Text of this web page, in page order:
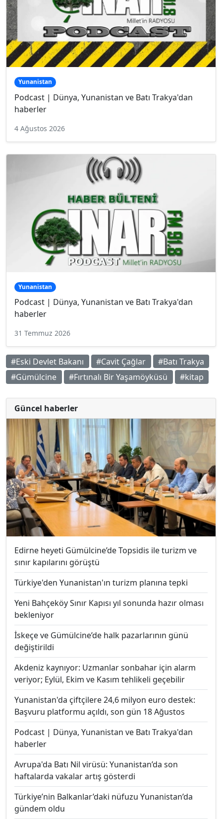
Yunanistan
Podcast | Dünya, Yunanistan ve Batı Trakya'dan
haberler
4 Ağustos 2026
Yunanistan
Podcast | Dünya, Yunanistan ve Batı Trakya'dan
haberler
31 Temmuz 2026
#Eski Devlet Bakanı #Cavit Çağlar
#Batı Trakya
#Gümülcine
#Fırtınalı Bir Yaşamöyküsü #kitap
Güncel haberler
Edirne heyeti Gümülcine’de Topsidis ile turizm ve
sınır kapılarını görüştü
Türkiye'den Yunanistan'ın turizm planına tepki
Yeni Bahçeköy Sınır Kapısı yıl sonunda hazır olması
bekleniyor
İskeçe ve Gümülcine’de halk pazarlarının günü
değiştirildi
Akdeniz kaynıyor: Uzmanlar sonbahar için alarm
veriyor; Eylül, Ekim ve Kasım tehlikeli geçebilir
Yunanistan'da çiftçilere 24,6 milyon euro destek:
Başvuru platformu açıldı, son gün 18 Ağustos
Podcast | Dünya, Yunanistan ve Batı Trakya'dan
haberler
Avrupa'da Batı Nil virüsü: Yunanistan’da son
haftalarda vakalar artış gösterdi
Türkiye’nin Balkanlar’daki nüfuzu Yunanistan’da
gündem oldu